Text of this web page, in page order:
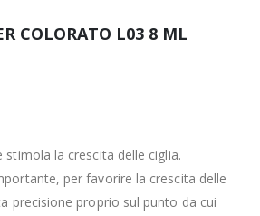
COLORATO L03 8 ML
stimola la crescita delle ciglia.
per favorire la crescita delle
precisione proprio sul punto da cui